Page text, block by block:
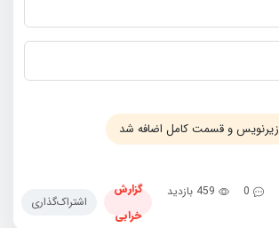
زیرنویس و قسمت کامل اضافه شد
0 459 بازدید
گزارش
خرابی
اشتراک‌گذاری